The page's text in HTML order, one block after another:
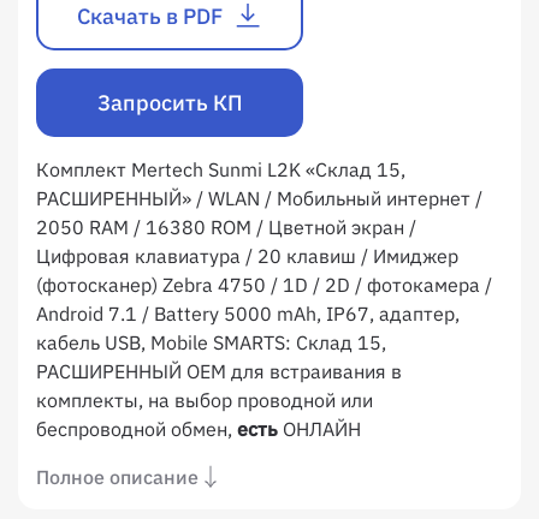
Скачать в PDF
Запросить КП
Комплект Mertech Sunmi L2K «Склад 15,
РАСШИРЕННЫЙ» / WLAN / Мобильный интернет /
2050 RAM / 16380 ROM / Цветной экран /
Цифровая клавиатура / 20 клавиш / Имиджер
(фотосканер) Zebra 4750 / 1D / 2D / фотокамера /
Android 7.1 / Battery 5000 mAh, IP67, адаптер,
кабель USB, Mobile SMARTS: Склад 15,
РАСШИРЕННЫЙ OEM для встраивания в
комплекты, на выбор проводной или
беспроводной обмен, есть ОНЛАЙН
Полное описание